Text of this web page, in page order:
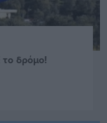
δρόμο!